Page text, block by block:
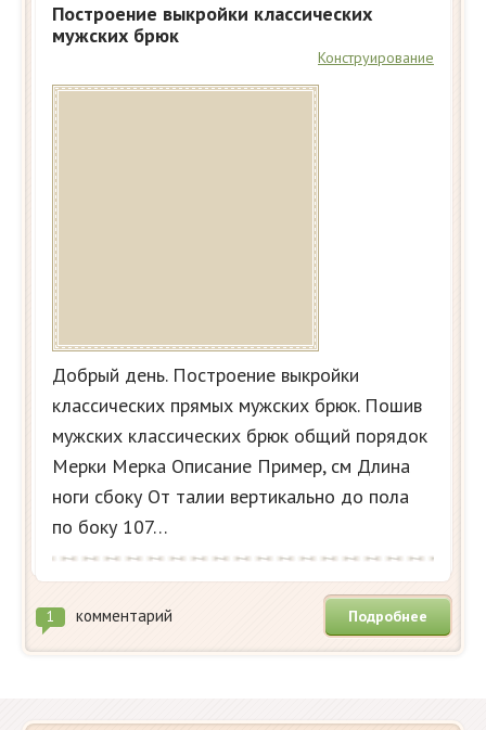
Построение выкройки классических
мужских брюк
Конструирование
Добрый день. Построение выкройки
классических прямых мужских брюк. Пошив
мужских классических брюк общий порядок
Мерки Мерка Описание Пример, см Длина
ноги сбоку От талии вертикально до пола
по боку 107…
1 комментарий Подробнее